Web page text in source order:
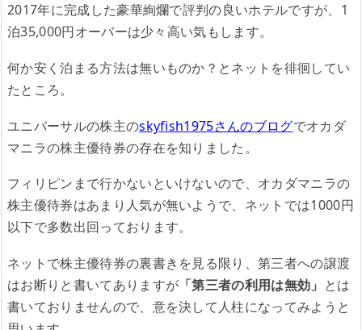
2017年に完成した豪華絢爛で評判の良いホテルですが、1
泊35,000円オーバーは少々高い気もします。
何か安く泊まる方法は無いものか？とネットを徘徊してい
たところ。
ユニバーサルの株主のskyfish1975さんのブログでオカダ
マニラの株主優待券の存在を知りました。
フィリピンまで行かないといけないので、オカダマニラの
株主優待券はあまり人気が無いようで、ネットでは1000円
以下で多数出回っております。
ネットで株主優待券の裏書きを見る限り、第三者への譲渡
はお断りと書いてありますが 「第三者の利用は無効」 とは
書いておりませんので、意を決して人柱になってみようと